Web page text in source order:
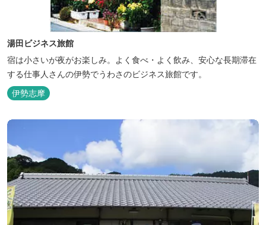
湯田ビジネス旅館
宿は小さいが夜がお楽しみ。よく食べ・よく飲み、安心な長期滞在
する仕事人さんの伊勢でうわさのビジネス旅館です。
伊勢志摩